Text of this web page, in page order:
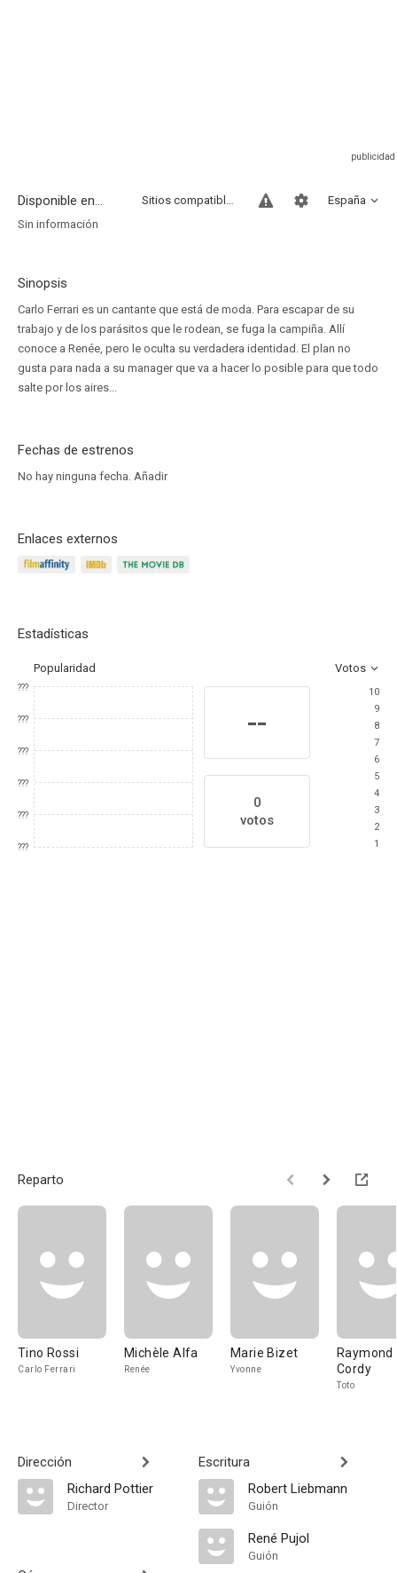
Disponible en... España
Sitios compatibles
Sin información
Sinopsis
Carlo Ferrari es un cantante que está de moda. Para escapar de su
trabajo y de los parásitos que le rodean, se fuga la campiña. Allí
conoce a Renée, pero le oculta su verdadera identidad. El plan no
gusta para nada a su manager que va a hacer lo posible para que todo
salte por los aires...
Fechas de estrenos
No hay ninguna fecha. Añadir
Enlaces externos
Estadísticas
Popularidad Votos
???
???
???
???
???
???
--
0
votos
10
9
8
7
6
5
4
3
2
1
Reparto
Tino Rossi
Carlo Ferrari
Michèle Alfa
Renée
Marie Bizet
Yvonne
Raymond
Cordy
Toto
Dirección
Richard Pottier
Director
Escritura
Robert Liebmann
Guión
René Pujol
Guión